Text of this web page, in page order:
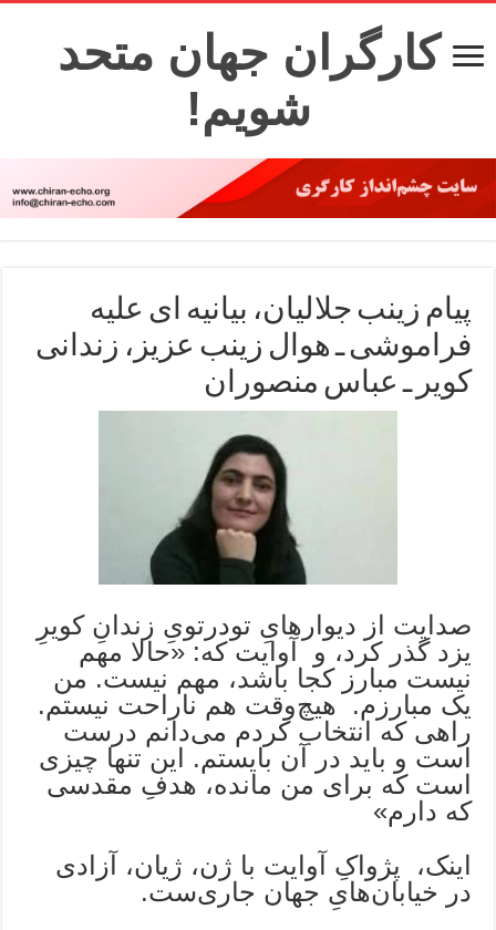
کارگران جهان متحد
شویم!
پیام زینب جلالیان، بیانیه ای علیه
فراموشی ـ هوال زینب عزیز، زندانی
کویر ـ عباس منصوران
صدایت از دیوارهایِ تو‌در‌تویِ زندانِ کویرِ
یزد گذر کرد، و آوایت که: «حالا مهم
نیست مبارز کجا باشد، مهم نیست. من
یک مبارزم. هیچ‌وقت هم ناراحت نیستم.
راهی که انتخاب کردم می‌دانم درست
است و باید در آن بایستم. این تنها چیزی
است که برای من مانده، هدفِ مقدسی
که دارم»
اینک، پژواکِ آوایت با ژن، ژیان، آزادی
در خیابان‌هایِ جهان جاری‌ست.